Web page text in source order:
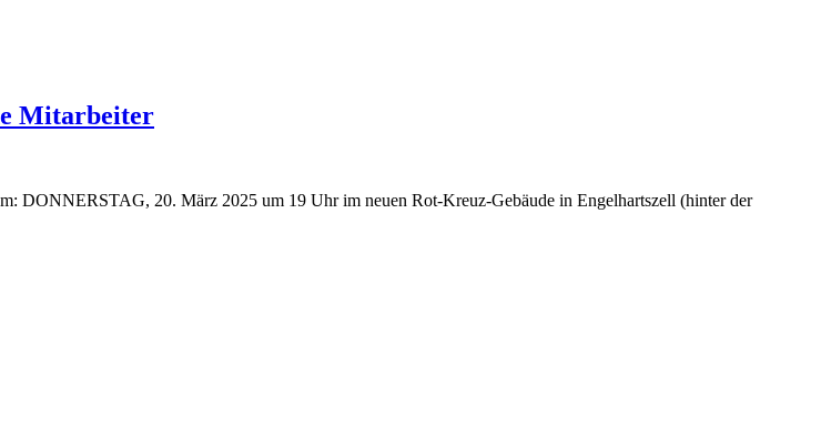
Mitarbeiter
DONNERSTAG, 20. März 2025 um 19 Uhr im neuen Rot-Kreuz-Gebäude in Engelhartszell (hinter der